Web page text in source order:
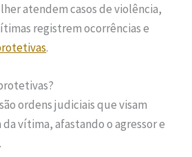
atendem casos de violência,
registrem ocorrências e
.
são ordens judiciais que visam
vítima, afastando o agressor e